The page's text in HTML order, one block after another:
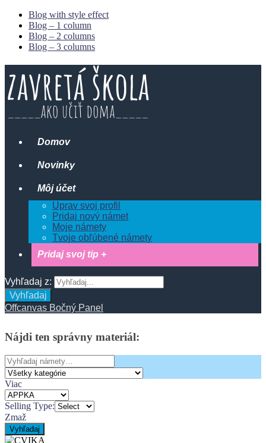
Blog with style effect
Blog – 1 column
Blog – 2 columns
Blog – 3 columns
Domov
Novinky
Môj účet
Uprav svoj profil
Pridaj nový námet
Moje námety
Tvoje obľúbené námety
Pridaj svoj tip +
Vyhľadaj z:
Vyhľadaj
Offcanvas Bočný Panel
Nájdi ten správny materiál:
Search
for:
Viac
Selling Type:
Zmaž
Vyhľadaj